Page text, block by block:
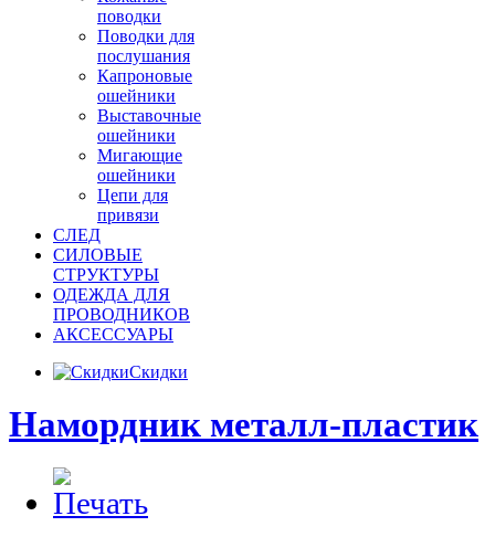
поводки
Поводки для
послушания
Капроновые
ошейники
Выставочные
ошейники
Мигающие
ошейники
Цепи для
привязи
СЛЕД
СИЛОВЫЕ
СТРУКТУРЫ
ОДЕЖДА ДЛЯ
ПРОВОДНИКОВ
АКСЕССУАРЫ
Скидки
Намордник металл-пластик